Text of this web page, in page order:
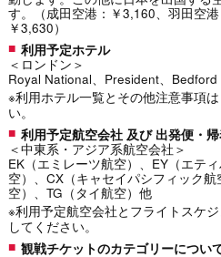
す。（成田空港：￥3,160、羽田空
￥3,630）
利用予定ホテル
＜ロンドン＞
Royal National、President、
※利用ホテル一覧とその他注意事項は
い。
利用予定航空会社 及び 出発便・
＜中東系・アジア系航空会社＞
EK（エミレーツ航空）、EY（エテ
空）、CX（キャセイパシフィック
空）、TG（タイ航空）他
※利用予定航空会社とフライトスケ
してください。
観戦チケットのカテゴリーについ